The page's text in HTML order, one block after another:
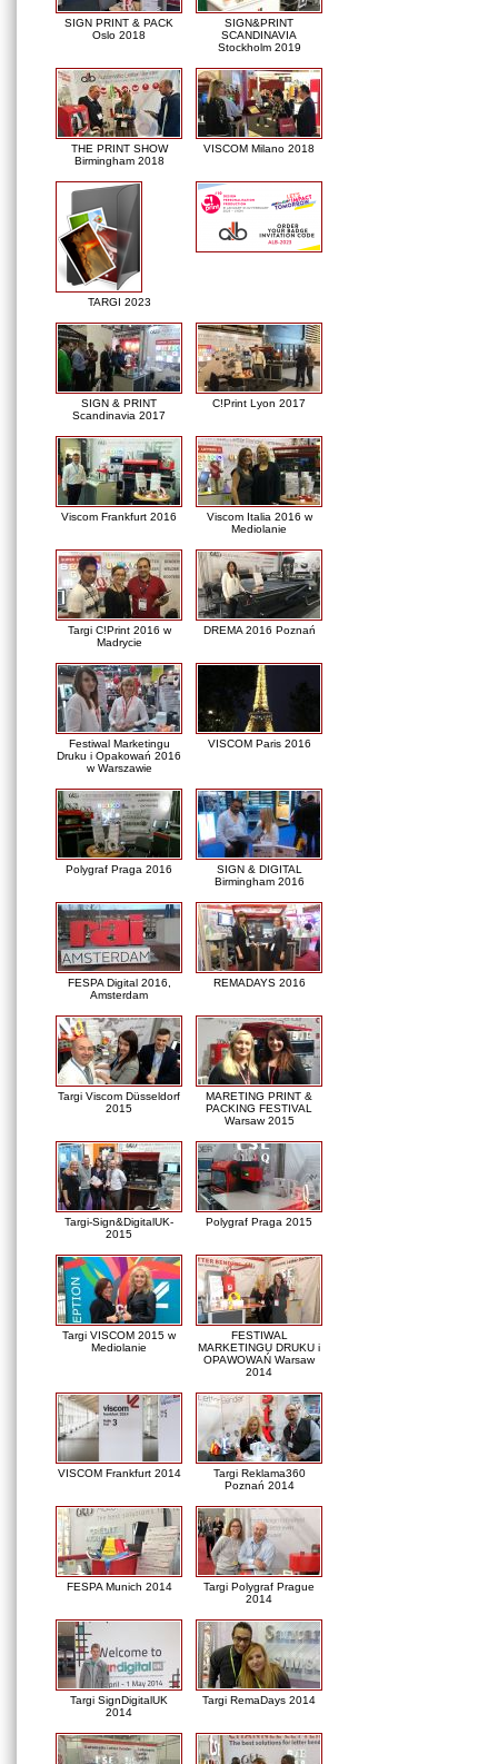
SIGN PRINT & PACK
Oslo 2018
SIGN&PRINT
SCANDINAVIA
Stockholm 2019
THE PRINT SHOW
Birmingham 2018
VISCOM Milano 2018
TARGI 2023
SIGN & PRINT
Scandinavia 2017
C!Print Lyon 2017
Viscom Frankfurt 2016
Viscom Italia 2016 w
Mediolanie
Targi C!Print 2016 w
Madrycie
DREMA 2016 Poznań
Festiwal Marketingu
Druku i Opakowań 2016
w Warszawie
VISCOM Paris 2016
Polygraf Praga 2016
SIGN & DIGITAL
Birmingham 2016
FESPA Digital 2016,
Amsterdam
REMADAYS 2016
Targi Viscom Düsseldorf
2015
MARETING PRINT &
PACKING FESTIVAL
Warsaw 2015
Targi-Sign&DigitalUK-
2015
Polygraf Praga 2015
Targi VISCOM 2015 w
Mediolanie
FESTIWAL
MARKETINGU DRUKU i
OPAWOWAŃ Warsaw
2014
VISCOM Frankfurt 2014
Targi Reklama360
Poznań 2014
FESPA Munich 2014
Targi Polygraf Prague
2014
Targi SignDigitalUK
2014
Targi RemaDays 2014